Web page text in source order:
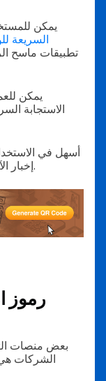
يمكن
السريعة
تطبيقات ماسح
يمكن
الاستجابة
إخبار الآخرين بكلمة المرور إلا إذا كنت بحاجة إليها.
رموز
بعض منصات
الشركات